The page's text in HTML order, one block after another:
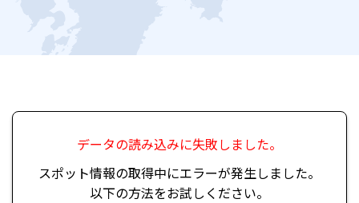
データの読み込みに失敗しました。
スポット情報の取得中にエラーが発生しました。
以下の方法をお試しください。